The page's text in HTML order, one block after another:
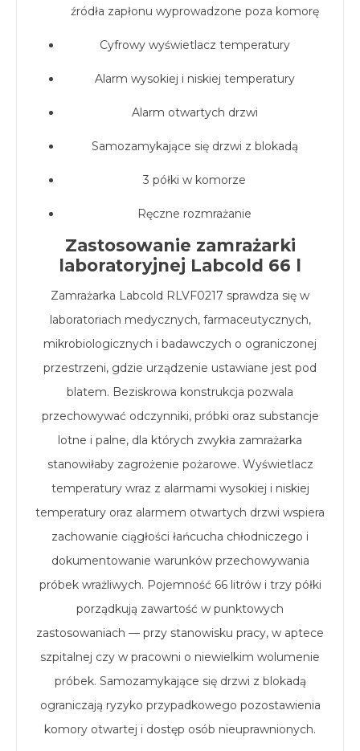
źródła zapłonu wyprowadzone poza komorę
Cyfrowy wyświetlacz temperatury
Alarm wysokiej i niskiej temperatury
Alarm otwartych drzwi
Samozamykające się drzwi z blokadą
3 półki w komorze
Ręczne rozmrażanie
Zastosowanie zamrażarki
laboratoryjnej Labcold 66 l
Zamrażarka Labcold RLVF0217 sprawdza się w
laboratoriach medycznych, farmaceutycznych,
mikrobiologicznych i badawczych o ograniczonej
przestrzeni, gdzie urządzenie ustawiane jest pod
blatem. Beziskrowa konstrukcja pozwala
przechowywać odczynniki, próbki oraz substancje
lotne i palne, dla których zwykła zamrażarka
stanowiłaby zagrożenie pożarowe. Wyświetlacz
temperatury wraz z alarmami wysokiej i niskiej
temperatury oraz alarmem otwartych drzwi wspiera
zachowanie ciągłości łańcucha chłodniczego i
dokumentowanie warunków przechowywania
próbek wrażliwych. Pojemność 66 litrów i trzy półki
porządkują zawartość w punktowych
zastosowaniach — przy stanowisku pracy, w aptece
szpitalnej czy w pracowni o niewielkim wolumenie
próbek. Samozamykające się drzwi z blokadą
ograniczają ryzyko przypadkowego pozostawienia
komory otwartej i dostęp osób nieuprawnionych.